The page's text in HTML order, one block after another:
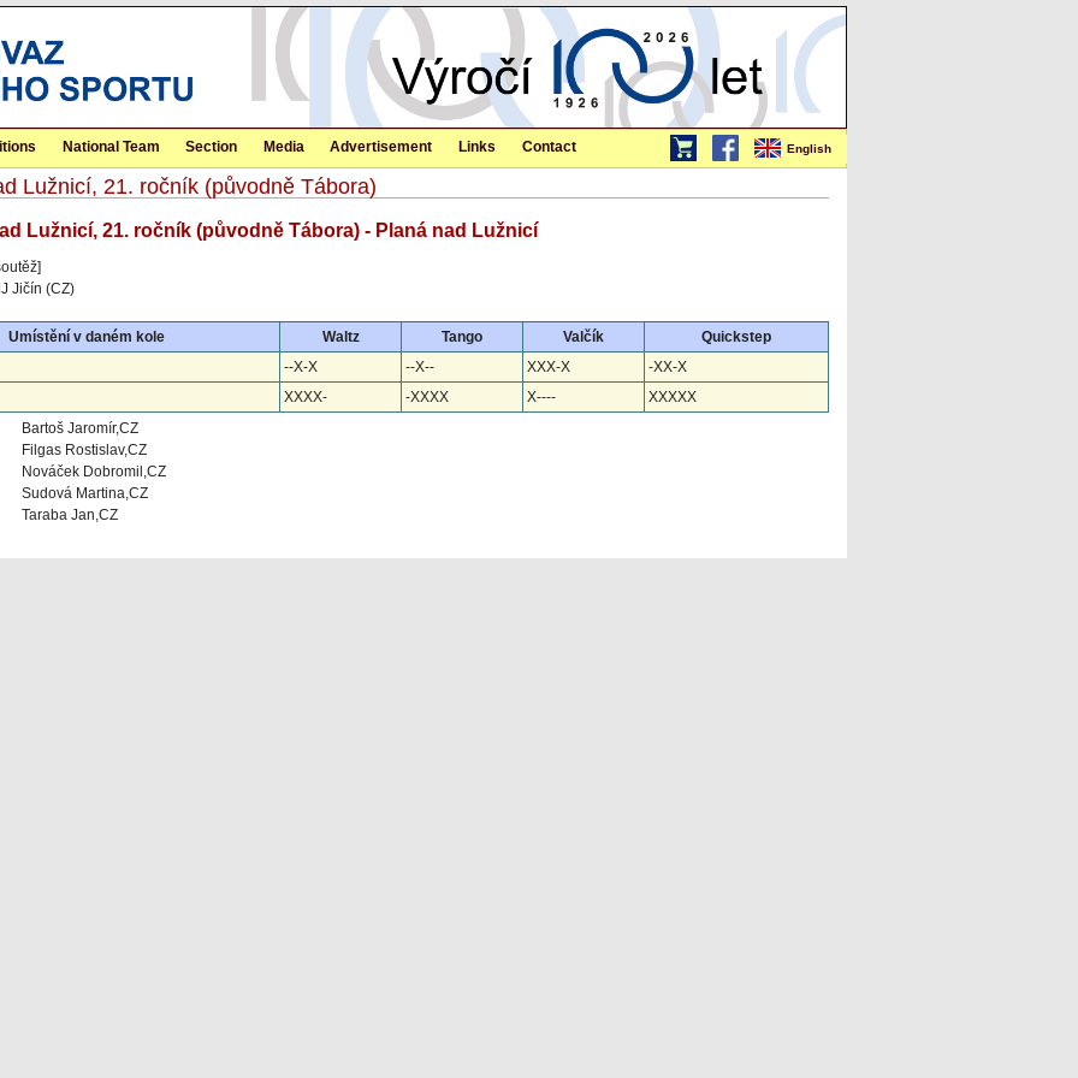
English
National Team Section Media Advertisement Links Contact
Lužnicí, 21. ročník (původně Tábora)
Lužnicí, 21. ročník (původně Tábora) - Planá nad Lužnicí
Jičín (CZ)
Umístění v daném kole Waltz Tango Valčík
Quickstep
--X-X --X-- XXX-X
-XX-X
XXXX- -XXXX X----
XXXXX
Bartoš Jaromír,CZ
Filgas Rostislav,CZ
Nováček Dobromil,CZ
Sudová Martina,CZ
Taraba Jan,CZ